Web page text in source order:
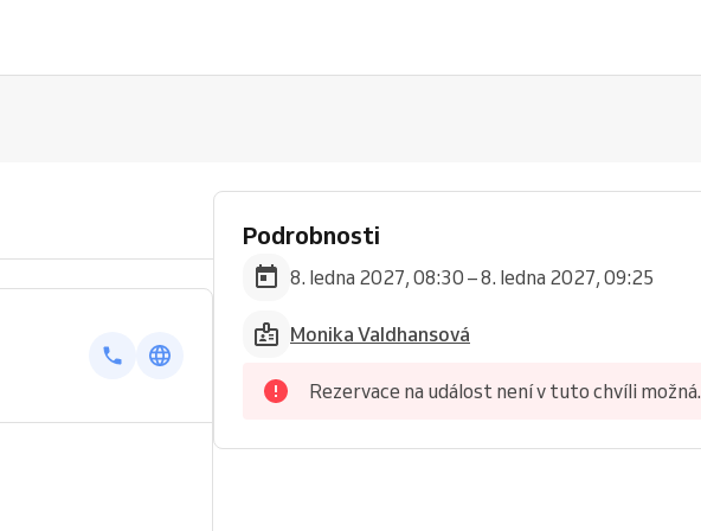
Podrobnosti
8. ledna 2027, 08:30 – 8. ledna 2027, 09:25
Monika Valdhansová
Rezervace na událost není v tuto chvíli možná.